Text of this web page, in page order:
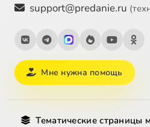
support@predanie.ru
Мне нужна помощь
Тематические страницы